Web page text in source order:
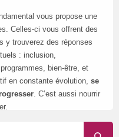
vous propose une
Celles-ci vous offrent des
y trouverez des réponses
: inclusion,
bien-être, et
en constante évolution, se
. C’est aussi nourrir